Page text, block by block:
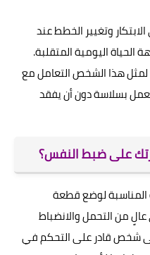
وتغيير الخطط عند
اليومية المتقلبة.
هذا الشخص التعامل مع
بسلاسة دون أن يفقد
على ضبط النفس؟
المناسبة لوضع قطعة
من التحمل والانضباط
شخص قادر على التحكم في